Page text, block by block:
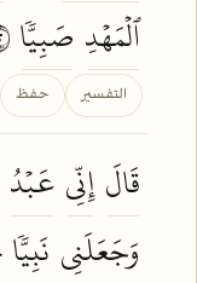
ٱلۡمَهۡدِ صَبِيّٗا
التفسير حفظ
قَالَإِنِّي عَبۡدُ
وَجَعَلَنِي نَبِيّٗا